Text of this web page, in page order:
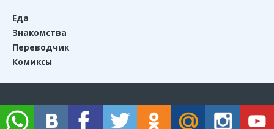
Еда
Знакомства
Переводчик
Комиксы